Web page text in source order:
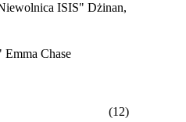
ISIS" Dżinan,
Chase
(12)